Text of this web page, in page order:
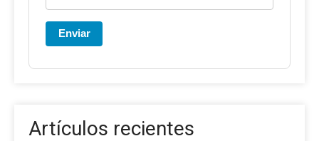
Enviar
Artículos recientes